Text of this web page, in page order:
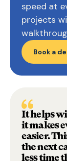
speed at
projects
Book a
It helps
it makes
easier.
the next
less time